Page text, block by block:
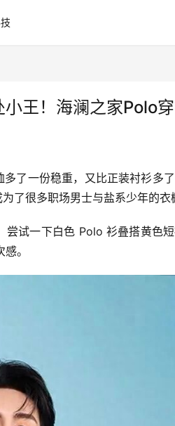
王！海澜之家Polo
了一份稳重，又比正装衬衫多
了很多职场男士与盐系少年的衣
试一下白色 Polo 衫叠搭黄色
。